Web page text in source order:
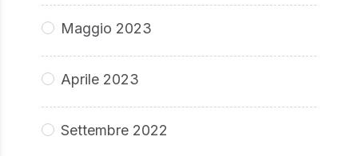
Maggio 2023
Aprile 2023
Settembre 2022